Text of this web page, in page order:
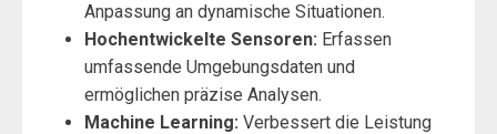
Anpassung an dynamische Situationen.
Hochentwickelte Sensoren: Erfassen
umfassende Umgebungsdaten und
ermöglichen präzise Analysen.
Machine Learning: Verbessert die Leistung